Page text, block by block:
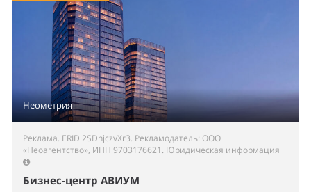
Неометрия
Реклама. ERID 2SDnjczvXr3. Рекламодатель: ООО
«Неоагентство», ИНН 9703176621. Юридическая информация
Бизнес-центр АВИУМ